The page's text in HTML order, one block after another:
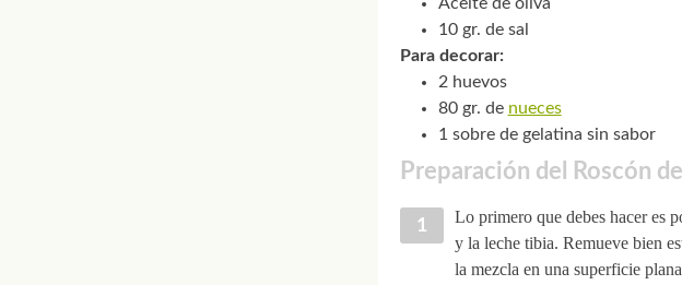
10 gr. de sal
Para decorar:
2 huevos
80 gr. de nueces
1 sobre de gelatina sin sabor
Preparación del Roscón
Lo primero que debes hacer es
y la leche tibia. Remueve bien
la mezcla en una superficie